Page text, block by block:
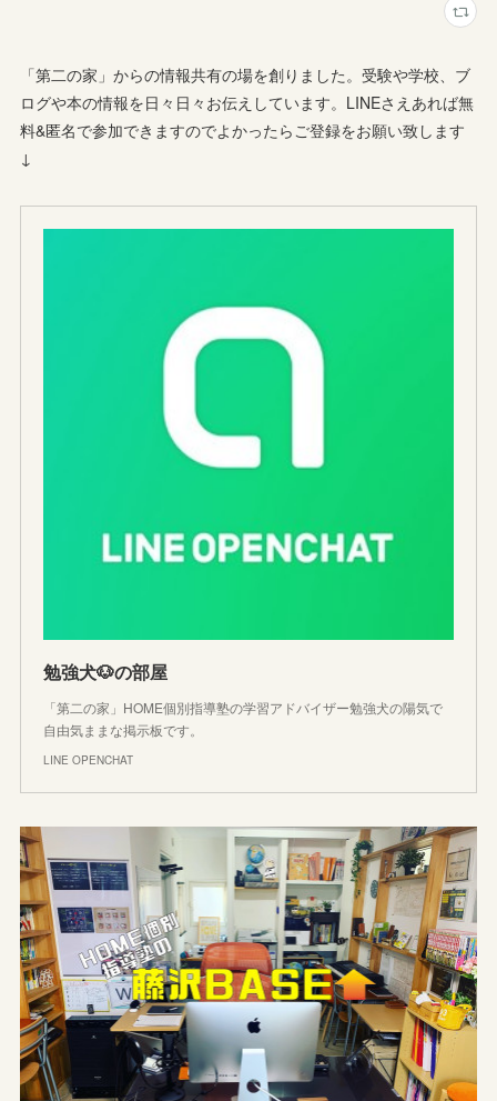
「第二の家」からの情報共有の場を創りました。受験や学校、ブ
ログや本の情報を日々日々お伝えしています。LINEさえあれば無
料&匿名で参加できますのでよかったらご登録をお願い致します
↓
勉強犬🐶の部屋
「第二の家」HOME個別指導塾の学習アドバイザー勉強犬の陽気で
自由気ままな掲示板です。
LINE OPENCHAT